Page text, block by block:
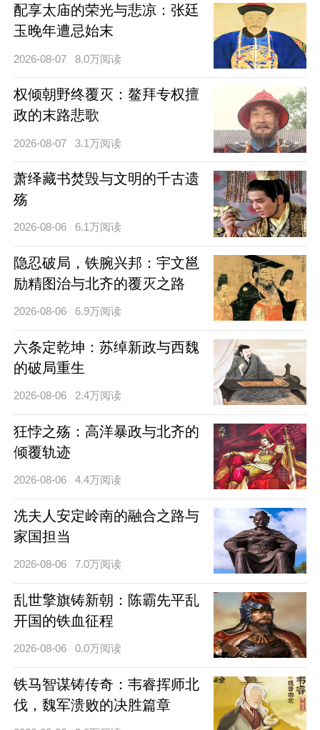
配享太庙的荣光与悲凉：张廷
玉晚年遭忌始末
2026-08-07 8.0万阅读
权倾朝野终覆灭：鳌拜专权擅
政的末路悲歌
2026-08-07 3.1万阅读
萧绎藏书焚毁与文明的千古遗
殇
2026-08-06 6.1万阅读
隐忍破局，铁腕兴邦：宇文邕
励精图治与北齐的覆灭之路
2026-08-06 6.9万阅读
六条定乾坤：苏绰新政与西魏
的破局重生
2026-08-06 2.4万阅读
狂悖之殇：高洋暴政与北齐的
倾覆轨迹
2026-08-06 4.4万阅读
冼夫人安定岭南的融合之路与
家国担当
2026-08-06 7.0万阅读
乱世擎旗铸新朝：陈霸先平乱
开国的铁血征程
2026-08-06 0.0万阅读
铁马智谋铸传奇：韦睿挥师北
伐，魏军溃败的决胜篇章